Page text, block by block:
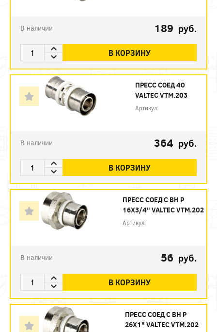
В наличии 189 руб.
В КОРЗИНУ
ПРЕСС СОЕД 40
VALTEC VTM.203
Артикул:
В наличии 364 руб.
В КОРЗИНУ
ПРЕСС СОЕД С ВН Р
16Х3/4" VALTEC VTM.202
Артикул:
В наличии 56 руб.
В КОРЗИНУ
ПРЕСС СОЕД С ВН Р
26Х1" VALTEC VTM.202